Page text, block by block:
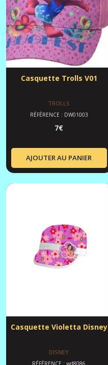
Casquette Trolls V01
TROLLS
RÉFÉRENCE : DW01003
7€
AJOUTER AU PANIER
Casquette Violetta Disney
DISNEY
RÉFÉRENCE : wd8086